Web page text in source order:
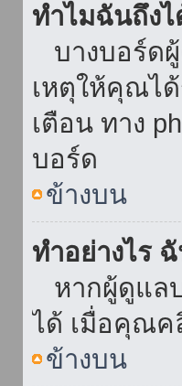
ทำไมฉันถึง
บางบอร์ด
เหตุให้คุณไ
เตือน ทาง
บอร์ด
ข้างบน
ทำอย่างไร
หากผู้ดูแล
ได้ เมื่อคุณค
ข้างบน